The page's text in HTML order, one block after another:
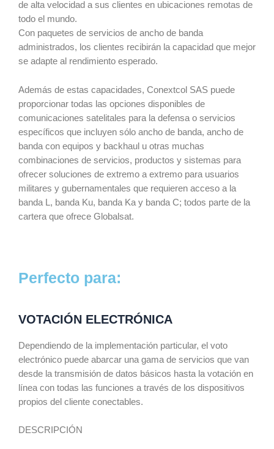
de alta velocidad a sus clientes en ubicaciones remotas de
todo el mundo.
Con paquetes de servicios de ancho de banda
administrados, los clientes recibirán la capacidad que mejor
se adapte al rendimiento esperado.
Además de estas capacidades, Conextcol SAS puede
proporcionar todas las opciones disponibles de
comunicaciones satelitales para la defensa o servicios
específicos que incluyen sólo ancho de banda, ancho de
banda con equipos y backhaul u otras muchas
combinaciones de servicios, productos y sistemas para
ofrecer soluciones de extremo a extremo para usuarios
militares y gubernamentales que requieren acceso a la
banda L, banda Ku, banda Ka y banda C; todos parte de la
cartera que ofrece Globalsat.
Perfecto para:
VOTACIÓN ELECTRÓNICA
Dependiendo de la implementación particular, el voto
electrónico puede abarcar una gama de servicios que van
desde la transmisión de datos básicos hasta la votación en
línea con todas las funciones a través de los dispositivos
propios del cliente conectables.
DESCRIPCIÓN